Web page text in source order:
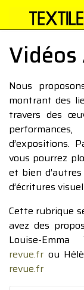
Nous
montrant des
travers des
d’expositions.
vous pourrez
et bien
d’écritures
Cette rubrique
avez des
Louise-
revue.fr ou
revue.fr